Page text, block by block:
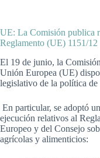
UE: La Comisión publica
Reglamento (UE) 1151/12
El 19 de junio, la
Unión Europea (UE)
legislativo de la política
En particular, se adoptó
ejecución relativos al
Europeo y del Consejo
agrícolas y alimenticios: